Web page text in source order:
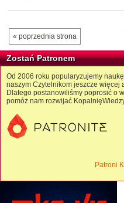
« poprzednia strona
Zostań Patronem
Od 2006 roku popularyzujemy
naszym Czytelnikom jeszcze więcej
Dlatego postanowiliśmy poprosić o
pomóż nam rozwijać
Patroni